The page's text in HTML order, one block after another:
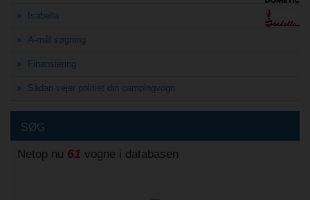
Isabella
A-mål søgning
Finansiering
Sådan vejer politiet din campingvogn
SØG
Netop nu 61 vogne i databasen